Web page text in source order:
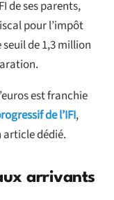
de ses parents,
pour l’impôt
seuil de 1,3 million
est franchie
de l’IFI,
article dédié.
arrivants